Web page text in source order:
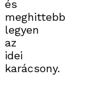
és
meghittebb
legyen
az
idei
karácsony.